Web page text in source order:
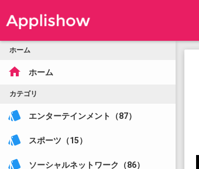
ホーム
home ホーム
カテゴリ
style エンターテインメント（87）
style スポーツ（15）
style ソーシャルネットワーク（86）